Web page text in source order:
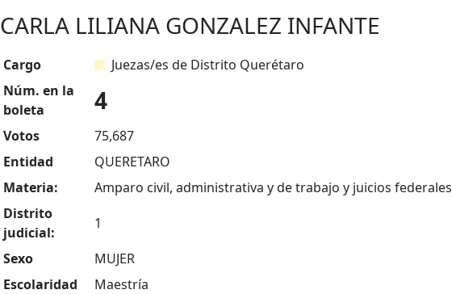
CARLA LILIANA GONZALEZ INFANTE
Cargo
Juezas/es de Distrito Querétaro
Núm. en la
boleta
4
Votos
75,687
Entidad
QUERETARO
Materia:
Amparo civil, administrativa y de trabajo y juicios federales
Distrito
judicial:
1
Sexo
MUJER
Escolaridad
Maestría